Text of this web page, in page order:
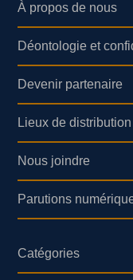
À propos de nous
Déontologie et
Devenir partenaire
Lieux de distribution
Nous joindre
Parutions
Catégories